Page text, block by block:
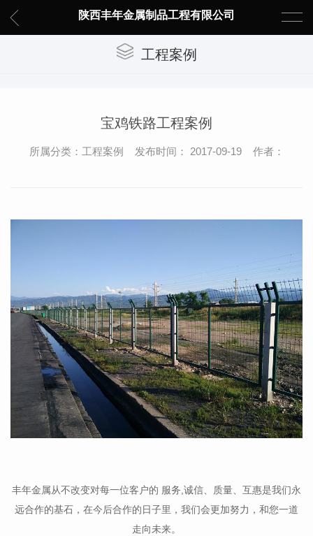
陕西丰年金属制品工程有限公司
工程案例
宝鸡铁路工程案例
所属分类：工程案例 发布时间： 2017-09-19 作者：
丰年金属从不改变对每一位客户的 服务,诚信、质量、互惠是我们永
远合作的基石，在今后合作的日子里，我们会更加努力，和您一道
走向未来。